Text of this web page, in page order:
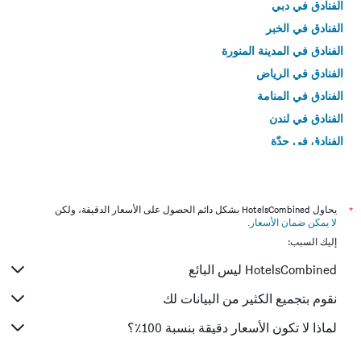
الفنادق في دبي
الفنادق في الخبر
الفنادق في المدينة المنورة
الفنادق في الرياض
الفنادق في المنامة
الفنادق في لندن
الفنادق في جدّة
*
يحاول HotelsCombined بشكل دائم الحصول على الأسعار الدقيقة، ولكن
لا يمكن ضمان الأسعار .
إليك السبب:
HotelsCombined ليس البائع
نقوم بتجميع الكثير من البيانات لك
لماذا لا تكون الأسعار دقيقة بنسبة 100٪؟